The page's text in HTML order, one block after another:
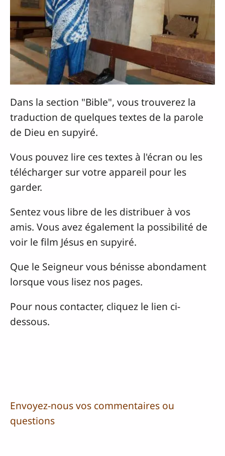
Dans la section "Bible", vous trouverez la
traduction de quelques textes de la parole
de Dieu en supyiré.
Vous pouvez lire ces textes à l'écran ou les
télécharger sur votre appareil pour les
garder.
Sentez vous libre de les distribuer à vos
amis. Vous avez également la possibilité de
voir le film Jésus en supyiré.
Que le Seigneur vous bénisse abondament
lorsque vous lisez nos pages.
Pour nous contacter, cliquez le lien ci-
dessous.
Envoyez-nous vos commentaires ou
questions